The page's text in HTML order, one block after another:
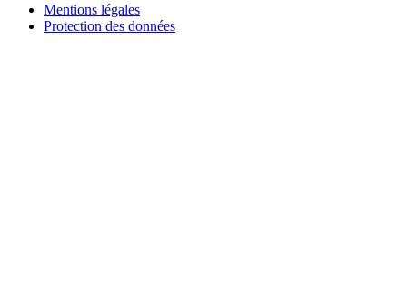
Mentions légales
Protection des données